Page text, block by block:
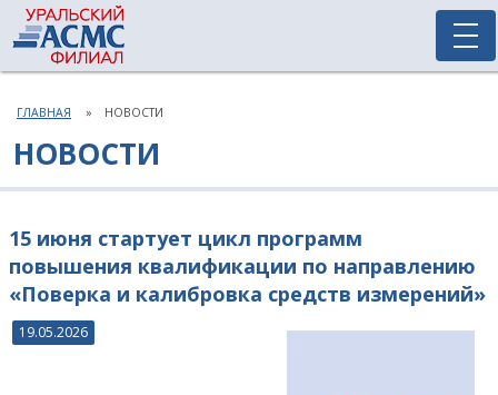
ГЛАВНАЯ НОВОСТИ
НОВОСТИ
15 июня стартует цикл программ
повышения квалификации по направлению
«Поверка и калибровка средств измерений»
19.05.2026